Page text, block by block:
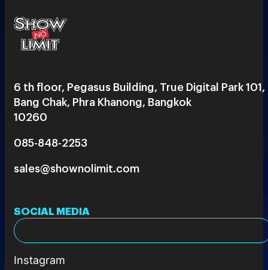
6 th floor, Pegasus Building, True Digital Park 101,
Bang Chak, Phra Khanong, Bangkok
10260
085-848-2253
sales@shownolimit.com
SOCIAL MEDIA
Instagram